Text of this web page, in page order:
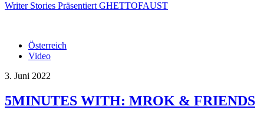
Writer Stories Präsentiert GHETTOFAUST
Österreich
Video
3. Juni 2022
5MINUTES WITH: MROK & FRIENDS